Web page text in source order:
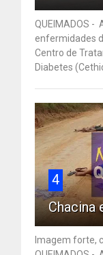
QUEIMADOS -
enfermidades
Centro de
Diabetes
4
Chacina
Imagem forte,